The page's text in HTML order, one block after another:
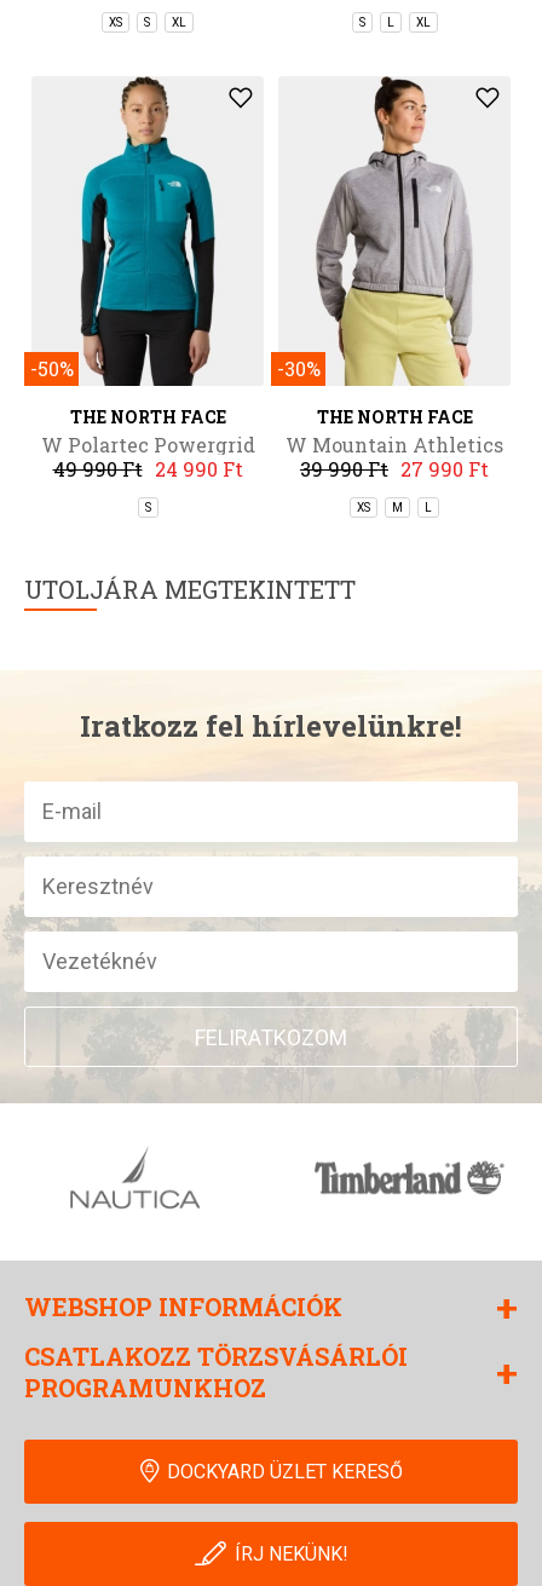
XS S XL S XL
-50%
THE NORTH FACE
W Polartec Powergrid
Stormgap Jacket
49 990 Ft 24 990 Ft
S
-30%
THE NORTH FACE
W Mountain Athletics
Fleece Full Zip Jac
39 990 Ft 27 990 Ft
XS M
UTOLJÁRA MEGTEKINTETT
Iratkozz fel hírlevelünkre!
FELIRATKOZOM
WEBSHOP INFORMÁCIÓK +
CSATLAKOZZ TÖRZSVÁSÁRLÓI
PROGRAMUNKHOZ
+
DOCKYARD ÜZLET KERESŐ
ÍRJ NEKÜNK!